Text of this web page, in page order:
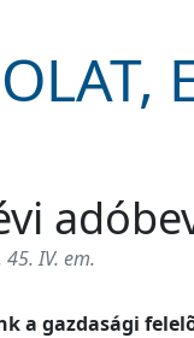
IV. em.
a gazdasági